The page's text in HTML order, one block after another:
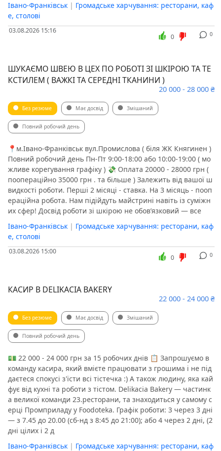
Івано-Франківськ | Громадське харчування: ресторани, каф
е, столові
03.08.2026 15:16 0
0
ШУКАЄМО ШВЕЮ В ЦЕХ ПО РОБОТІ ЗІ ШКІРОЮ ТА ТЕ
КСТИЛЕМ ( ВАЖКІ ТА СЕРЕДНІ ТКАНИНИ )
20 000 - 28 000 ₴
Без резюме Має досвід Змішаний
Повний робочий день
📍м.Івано-Франківськ вул.Промислова ( біля ЖК Княгинен )
️Повний робочий день Пн-Пт 9:00-18:00 або 10:00-19:00 ( мо
жливе корегування графіку ) 💸 Оплата 20000 - 28000 грн (
поопераційно 35000 грн . та більше ) Залежить від вашої ш
видкості роботи. Перші 2 місяці - ставка. На 3 місяць - пооп
ераційна робота. Нам підійдуть майстрині навіть із суміжн
их сфер! Досвід роботи зі шкірою не обов’язковий — все
Івано-Франківськ | Громадське харчування: ресторани, каф
е, столові
03.08.2026 15:00 0
0
КАСИР В DELIKACIA BAKERY
22 000 - 24 000 ₴
Без резюме Має досвід Змішаний
Повний робочий день
💵 22 000 - 24 000 грн за 15 робочих днів 📋 Запрошуємо в
команду касира, який вмієте працювати з грошима і не під
даєтеся спокусі з'їсти всі тістечка :) А також людину, яка кай
фує від кухні та роботи з тістом. Delikacia Bakery — частинк
а великої команди 23.ресторани, та знаходиться у самому с
ерці Промприладу у Foodoteka. Графік роботи: 3 через 3 дні
— з 7.45 до 20.00 (сб-нд з 8:45 до 21:00); або 4 через 2 дні, (2
дні цілих і 2 д
Івано-Франківськ | Громадське харчування: ресторани, каф